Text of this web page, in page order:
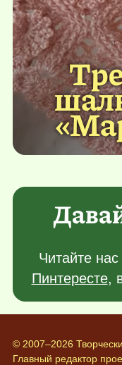
Читайте нас
Пинтересте,
© 2007–2026
Главный редактор